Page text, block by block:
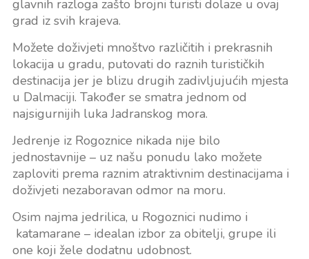
glavnih razloga zašto brojni turisti dolaze u ovaj
grad iz svih krajeva.
Možete doživjeti mnoštvo različitih i prekrasnih
lokacija u gradu, putovati do raznih turističkih
destinacija jer je blizu drugih zadivljujućih mjesta
u Dalmaciji. Također se smatra jednom od
najsigurnijih luka Jadranskog mora.
Jedrenje iz Rogoznice nikada nije bilo
jednostavnije – uz našu ponudu lako možete
zaploviti prema raznim atraktivnim destinacijama i
doživjeti nezaboravan odmor na moru.
Osim najma jedrilica, u Rogoznici nudimo i
katamarane – idealan izbor za obitelji, grupe ili
one koji žele dodatnu udobnost.